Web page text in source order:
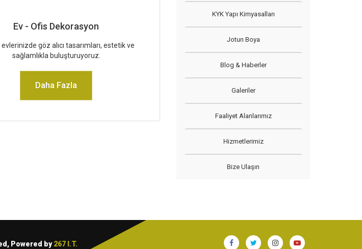
KYK Yapı Kimyasalları
Jotun Boya
Blog & Haberler
Galeriler
Faaliyet Alanlarımız
Hizmetlerimiz
Bize Ulaşın
Ev - Ofis Dekorasyon
göz alıcı tasarımları, estetik ve
sağlamlıkla buluşturuyoruz.
Daha Fazla
Powered by267 I.T.